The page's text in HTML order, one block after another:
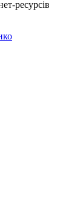
ресурсів